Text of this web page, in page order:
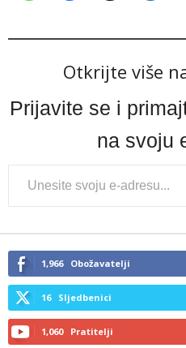
Otkrijte više
Prijavite se i
na svoju
Type
your
email…
1,966 Obožavatelji
16 Sljedbenici
1,060 Pratitelji